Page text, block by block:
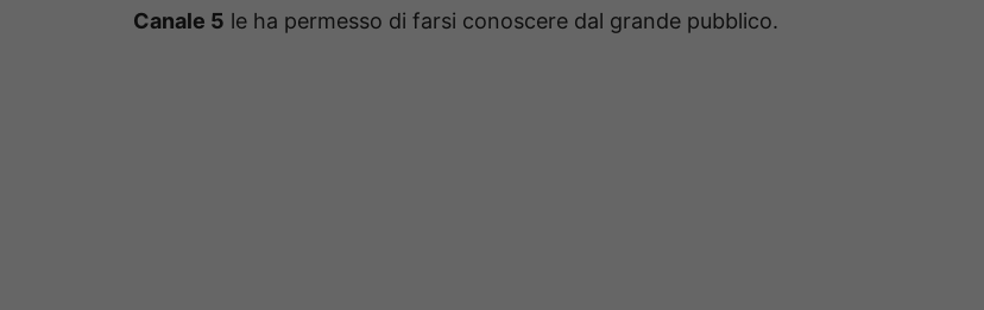
Canale 5 le ha permesso di farsi conoscere dal grande pubblico.